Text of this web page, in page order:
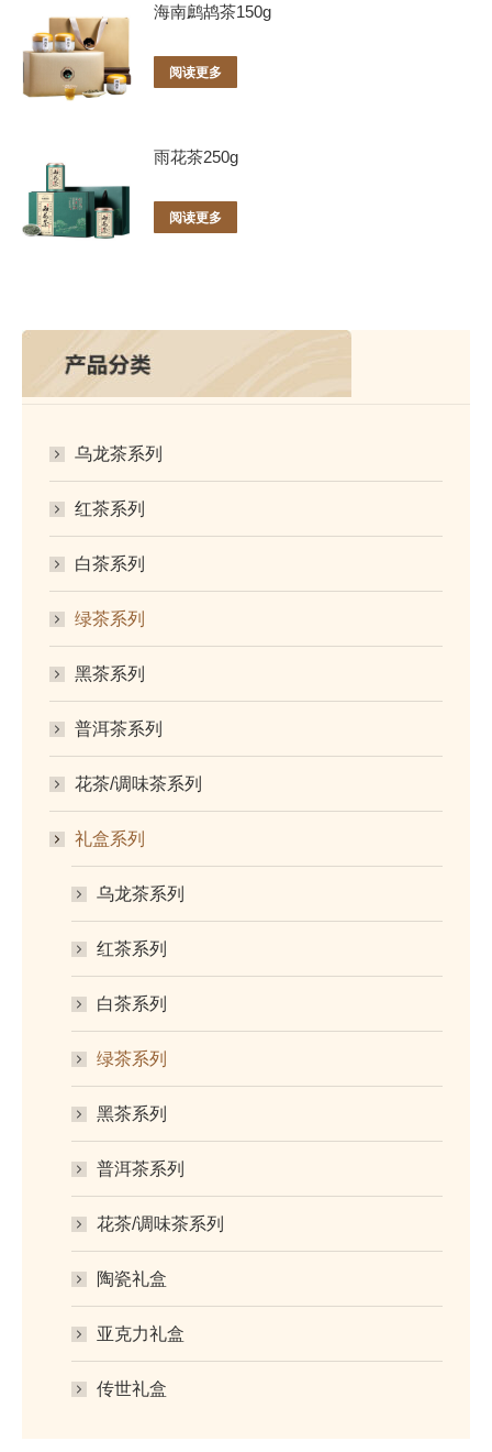
海南鹧鸪茶150g
阅读更多
雨花茶250g
阅读更多
乌龙茶系列
红茶系列
白茶系列
绿茶系列
黑茶系列
普洱茶系列
花茶/调味茶系列
礼盒系列
乌龙茶系列
红茶系列
白茶系列
绿茶系列
黑茶系列
普洱茶系列
花茶/调味茶系列
陶瓷礼盒
亚克力礼盒
传世礼盒